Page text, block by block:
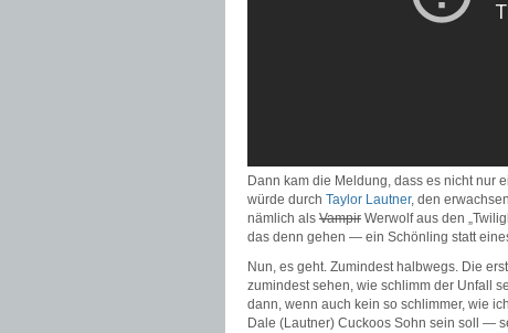
Dann kam die Meldung, dass es nicht nur
würde durch Taylor Lautner, den
nämlich als Vampir Werwolf aus den
das denn gehen — ein Schönling statt
Nun, es geht. Zumindest halbwegs. Die
zumindest sehen, wie schlimm der Unfall
dann, wenn auch kein so schlimmer, wie
Dale (Lautner) Cuckoos Sohn sein soll —